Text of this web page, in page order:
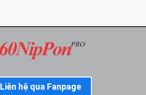
Liên hệ qua Fanpage